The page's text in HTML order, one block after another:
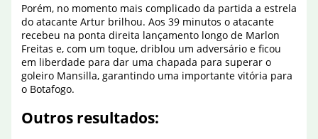
Porém, no momento mais complicado da partida a estrela
do atacante Artur brilhou. Aos 39 minutos o atacante
recebeu na ponta direita lançamento longo de Marlon
Freitas e, com um toque, driblou um adversário e ficou
em liberdade para dar uma chapada para superar o
goleiro Mansilla, garantindo uma importante vitória para
o Botafogo.
Outros resultados: